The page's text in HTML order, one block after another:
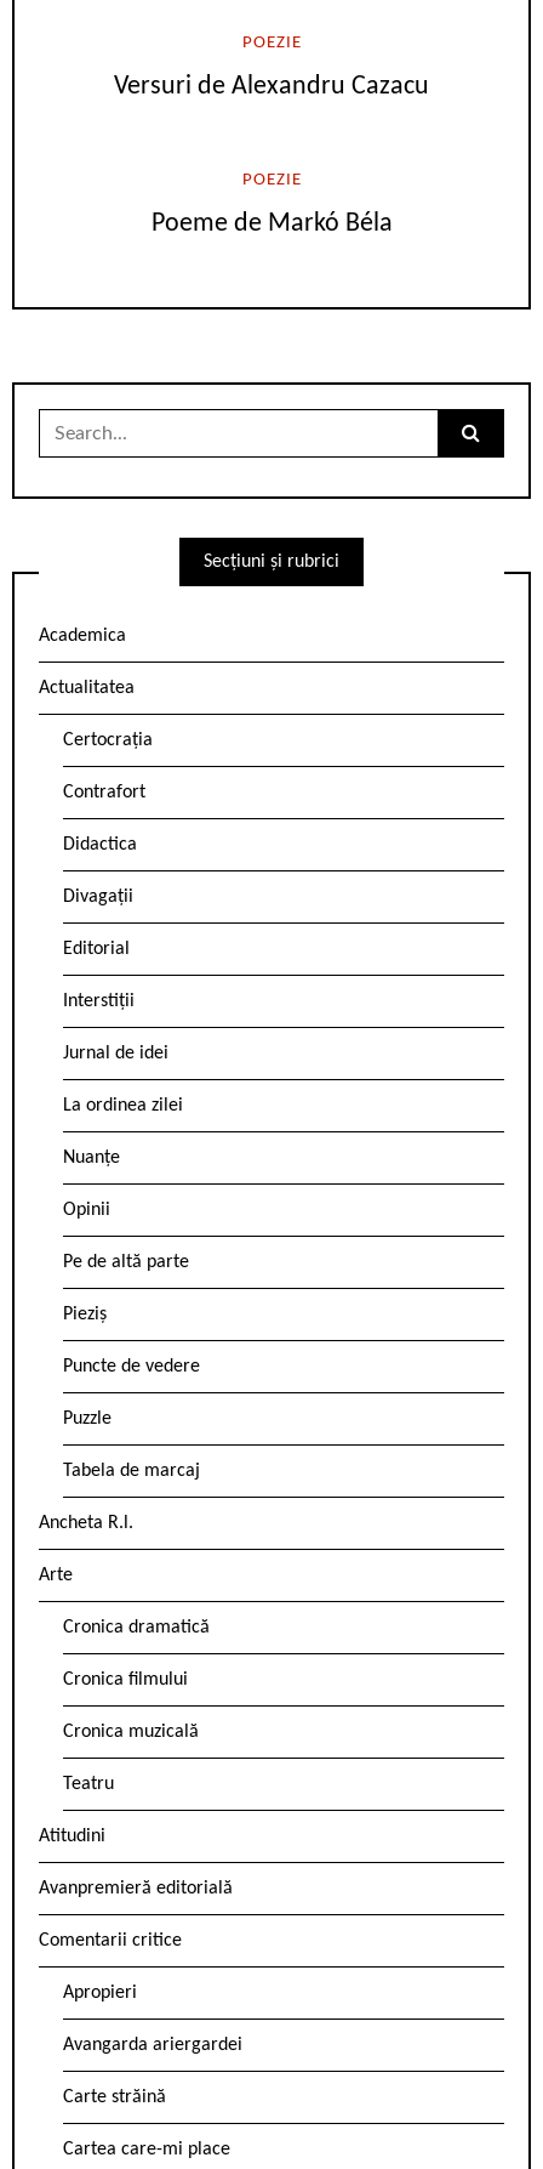
POEZIE
Versuri de Alexandru Cazacu
POEZIE
Poeme de Markó Béla
Search
Secțiuni și rubrici
Academica
Actualitatea
Certocrația
Contrafort
Didactica
Divagații
Editorial
Interstiții
Jurnal de idei
La ordinea zilei
Nuanțe
Opinii
Pe de altă parte
Pieziș
Puncte de vedere
Puzzle
Tabela de marcaj
Ancheta R.l.
Arte
Cronica dramatică
Cronica filmului
Cronica muzicală
Teatru
Atitudini
Avanpremieră editorială
Comentarii critice
Apropieri
Avangarda ariergardei
Carte străină
Cartea care-mi place